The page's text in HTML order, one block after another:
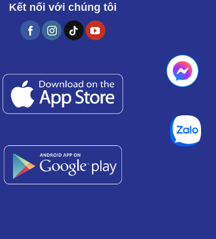
Kết nối với chúng tôi